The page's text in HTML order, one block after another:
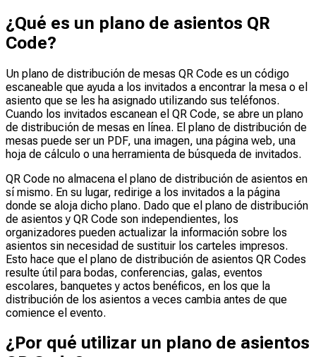
¿Qué es un plano de asientos QR
Code?
Un plano de distribución de mesas QR Code es un código
escaneable que ayuda a los invitados a encontrar la mesa o el
asiento que se les ha asignado utilizando sus teléfonos.
Cuando los invitados escanean el QR Code, se abre un plano
de distribución de mesas en línea. El plano de distribución de
mesas puede ser un PDF, una imagen, una página web, una
hoja de cálculo o una herramienta de búsqueda de invitados.
QR Code no almacena el plano de distribución de asientos en
sí mismo. En su lugar, redirige a los invitados a la página
donde se aloja dicho plano. Dado que el plano de distribución
de asientos y QR Code son independientes, los
organizadores pueden actualizar la información sobre los
asientos sin necesidad de sustituir los carteles impresos.
Esto hace que el plano de distribución de asientos QR Codes
resulte útil para bodas, conferencias, galas, eventos
escolares, banquetes y actos benéficos, en los que la
distribución de los asientos a veces cambia antes de que
comience el evento.
¿Por qué utilizar un plano de asientos